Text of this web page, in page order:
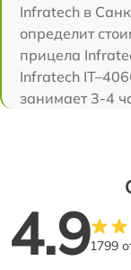
Infratech в
определит
прицела
Infratech
занимает 3-4
4.91799